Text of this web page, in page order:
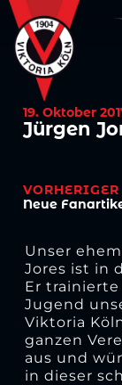
19. Oktober
Jürgen
Unser
Jores ist in
Er trainierte
Jugend
Viktoria
ganzen
aus und
in dieser